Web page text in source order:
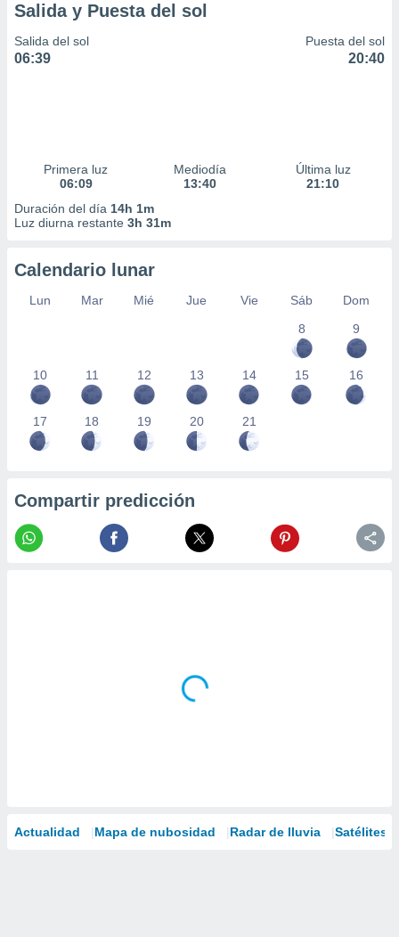
Salida y Puesta del sol
Salida del sol
06:39
Puesta del sol
20:40
Primera luz
06:09
Mediodía
13:40
Última luz
21:10
Duración del día 14h 1m
Luz diurna restante 3h 31m
Calendario lunar
Lun Mar Mié Jue Vie Sáb
Dom
8
9
10 11 12 13 14 15 16
17 18 19 20 21
Compartir predicción
Actualidad Mapa de nubosidad Radar de lluvia Satélites